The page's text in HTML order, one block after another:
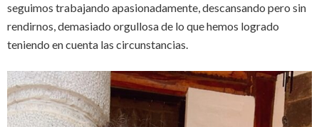
seguimos trabajando apasionadamente, descansando pero sin
rendirnos, demasiado orgullosa de lo que hemos logrado
teniendo en cuenta las circunstancias.